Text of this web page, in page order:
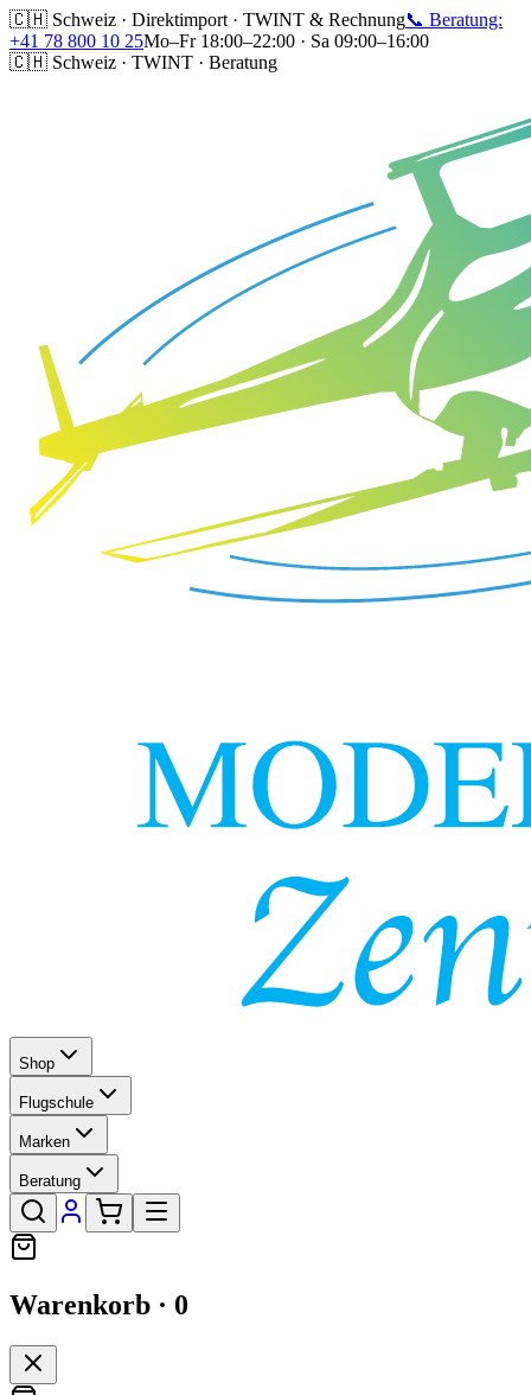
🇨🇭 Schweiz · Direktimport · TWINT & Rechnung📞 Beratung:
+41 78 800 10 25Mo–Fr 18:00–22:00 · Sa 09:00–16:00
🇨🇭 Schweiz · TWINT · Beratung
Shop
Flugschule
Marken
Beratung
Warenkorb · 0